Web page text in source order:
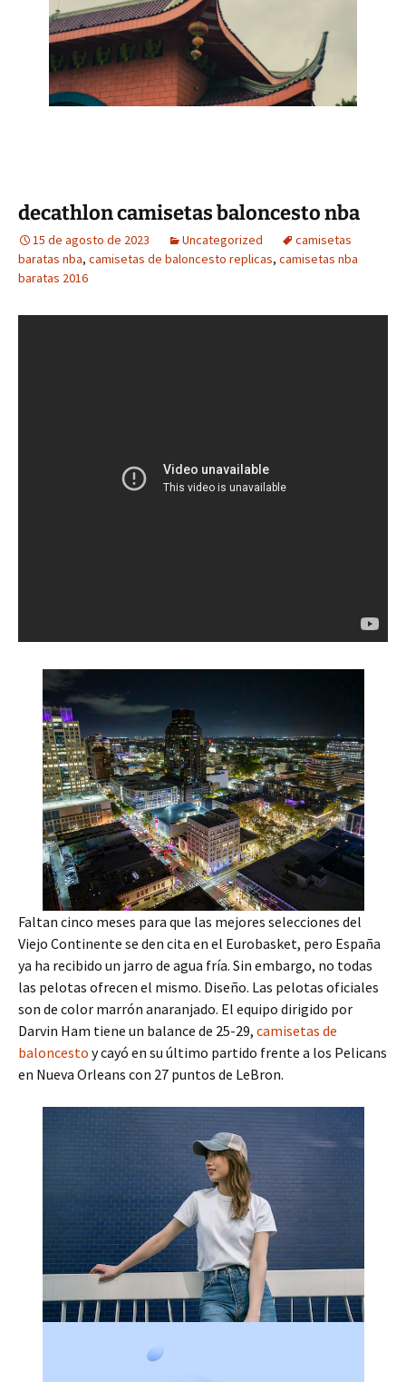
decathlon camisetas baloncesto nba
15 de agosto de 2023 Uncategorized
camisetas
baratas nba, camisetas de baloncesto replicas, camisetas nba
baratas 2016
Faltan cinco meses para que las mejores selecciones del
Viejo Continente se den cita en el Eurobasket, pero España
ya ha recibido un jarro de agua fría. Sin embargo, no todas
las pelotas ofrecen el mismo. Diseño. Las pelotas oficiales
son de color marrón anaranjado. El equipo dirigido por
Darvin Ham tiene un balance de 25-29, camisetas de
baloncesto y cayó en su último partido frente a los Pelicans
en Nueva Orleans con 27 puntos de LeBron.